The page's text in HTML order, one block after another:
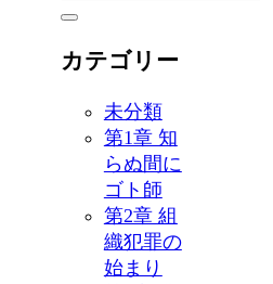
カテゴリー
未分類
第1章 知
らぬ間に
ゴト師
第2章 組
織犯罪の
始まり